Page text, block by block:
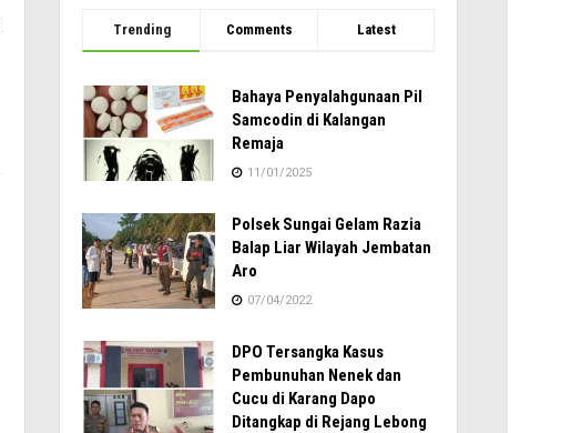
Trending Comments Latest
Bahaya Penyalahgunaan Pil
Samcodin di Kalangan
Remaja
11/01/2025
Polsek Sungai Gelam Razia
Balap Liar Wilayah Jembatan
Aro
07/04/2022
DPO Tersangka Kasus
Pembunuhan Nenek dan
Cucu di Karang Dapo
Ditangkap di Rejang Lebong